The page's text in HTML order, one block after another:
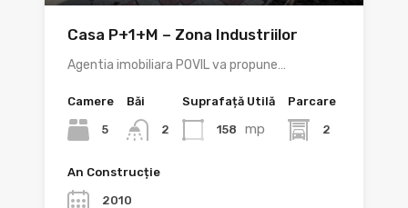
Casa P+1+M – Zona Industriilor
Agentia imobiliara POVIL va propune…
Camere
5
Băi
2
Suprafață Utilă
158 mp
Parcare
2
An Construcție
2010